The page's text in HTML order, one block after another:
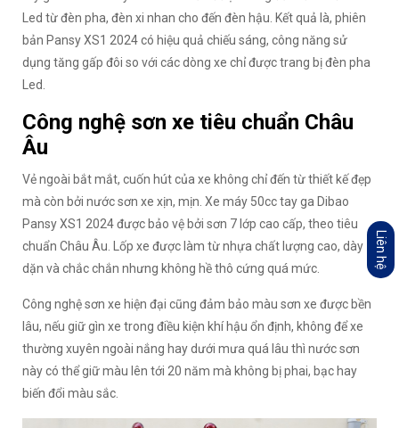
Led từ đèn pha, đèn xi nhan cho đến đèn hậu. Kết quả là, phiên
bản Pansy XS1 2024 có hiệu quả chiếu sáng, công năng sử
dụng tăng gấp đôi so với các dòng xe chỉ được trang bị đèn pha
Led.
Công nghệ sơn xe tiêu chuẩn Châu
Âu
Vẻ ngoài bắt mắt, cuốn hút của xe không chỉ đến từ thiết kế đẹp
mà còn bởi nước sơn xe xịn, mịn. Xe máy 50cc tay ga Dibao
Pansy XS1 2024 được bảo vệ bởi sơn 7 lớp cao cấp, theo tiêu
chuẩn Châu Âu. Lốp xe được làm từ nhựa chất lượng cao, dày
dặn và chắc chắn nhưng không hề thô cứng quá mức.
Công nghệ sơn xe hiện đại cũng đảm bảo màu sơn xe được bền
lâu, nếu giữ gìn xe trong điều kiện khí hậu ổn định, không để xe
thường xuyên ngoài nắng hay dưới mưa quá lâu thì nước sơn
này có thể giữ màu lên tới 20 năm mà không bị phai, bạc hay
biến đổi màu sắc.
Liên hệ